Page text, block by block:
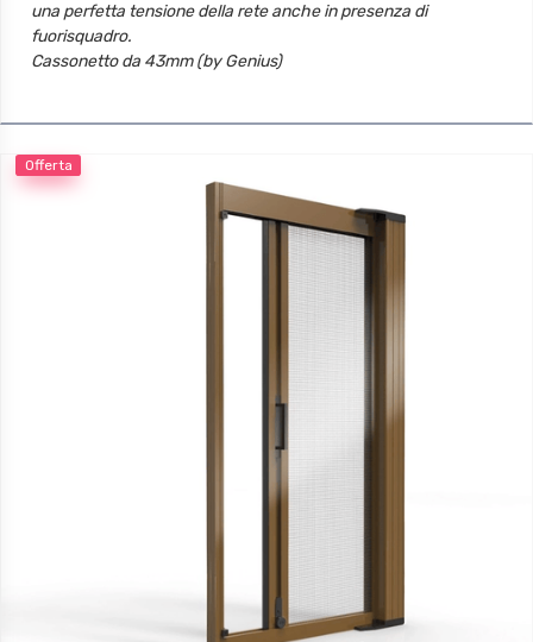
una perfetta tensione della rete anche in presenza di
fuorisquadro.
Cassonetto da 43mm (by Genius)
Offerta